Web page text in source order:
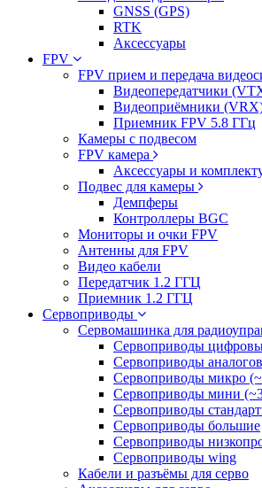
GNSS (GPS)
RTK
Аксессуары
FPV
FPV прием и передача
Видеопередатчики
Видеоприёмники
Приемник FPV 5.8 ГГц
Камеры с подвесом
FPV камера
Аксессуары и
Подвес для камеры
Демпферы
Контроллеры BGC
Мониторы и очки FPV
Антенны для FPV
Видео кабели
Передатчик 1.2 ГГЦ
Приемник 1.2 ГГЦ
Сервоприводы
Сервомашинка для
Сервоприводы
Сервоприводы
Сервоприводы микро
Сервоприводы мини
Сервоприводы
Сервоприводы большие
Сервоприводы
Сервоприводы wing
Кабели и разъёмы для серво